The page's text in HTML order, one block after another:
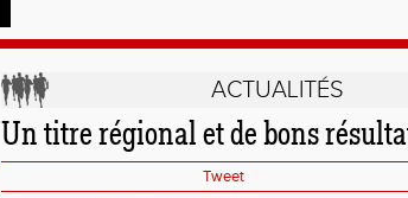
ACTUALITÉS
Un titre régional et de bons
Tweet